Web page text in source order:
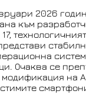
2026
към
Очаква се
на